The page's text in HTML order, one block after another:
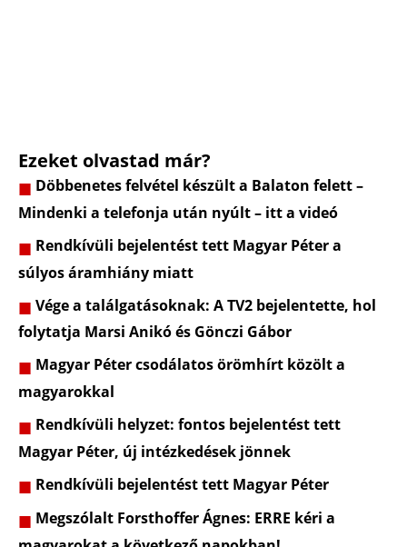
Ezeket olvastad már?
Döbbenetes felvétel készült a Balaton felett –
Mindenki a telefonja után nyúlt – itt a videó
Rendkívüli bejelentést tett Magyar Péter a
súlyos áramhiány miatt
Vége a találgatásoknak: A TV2 bejelentette, hol
folytatja Marsi Anikó és Gönczi Gábor
Magyar Péter csodálatos örömhírt közölt a
magyarokkal
Rendkívüli helyzet: fontos bejelentést tett
Magyar Péter, új intézkedések jönnek
Rendkívüli bejelentést tett Magyar Péter
Megszólalt Forsthoffer Ágnes: ERRE kéri a